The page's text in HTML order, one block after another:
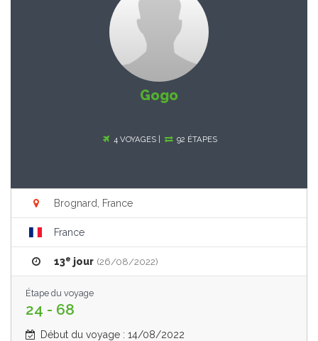
Gogo
4 VOYAGES | 92 ÉTAPES
Brognard, France
France
13e jour (26/08/2022)
Étape du voyage
24 - 68
Début du voyage : 14/08/2022